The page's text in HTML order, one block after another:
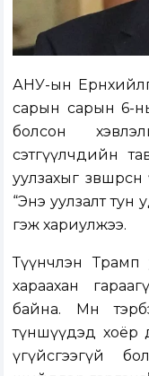
АНУ-ын
сарын сарын 6-
болсон
сэтгүүлчдийн
уулзахыг
“Энэ уулзалт тун
гэж хариулжээ.
Түүнчлэн Трамп
хараахан
байна. Мөн
түншүүдэд хоёр
үгүйсгээгүй